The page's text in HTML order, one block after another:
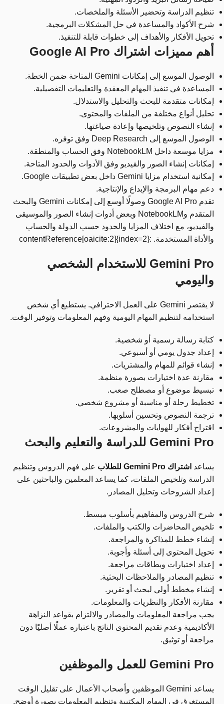
تنظيم الدراسة وتحضير الأسئلة والملخصات.
شرح الأكواد والمساعدة في حل المشكلات البرمجية.
تحويل الأفكار والأهداف إلى خطوات قابلة للتنفيذ.
أهم مميزات اشتراك Google AI Pro
الوصول الموسع إلى إمكانات Gemini المتاحة ضمن الخطة.
المساعدة في تنفيذ المهام المعقدة والتعليمات التفصيلية.
إمكانات متقدمة للبحث والتحليل والاستدلال.
تحليل أنواع مختلفة من الملفات والمحتوى.
إنشاء النصوص وتلخيصها وإعادة صياغتها.
الوصول الموسع إلى Deep Research وفق توفره.
مزايا موسعة داخل NotebookLM وفق الحساب والمنطقة.
إمكانات إنشاء الصور والفيديو وفق الأدوات والحدود المتاحة.
إمكانية استخدام مزايا Gemini داخل بعض تطبيقات Google.
دعم مهام البرمجة والإبداع والإنتاجية.
تقدم Google AI Pro وصولًا أوسع إلى إمكانات Gemini والبحث
المتقدم وNotebookLM وبعض أدوات إنشاء الصور والموسيقى
والفيديو، مع اختلاف المزايا والحدود حسب الدولة والحساب
والأداة المستخدمة. :contentReference[oaicite:2]{index=2}
Gemini Pro للاستخدام الشخصي
واليومي
لا يقتصر Gemini على العمل الاحترافي. يستطيع أي شخص
استخدامه لتنظيم المهام اليومية وفهم المعلومات وتوفير الوقت.
كتابة رسالة رسمية أو شخصية.
إعداد جدول يومي أو أسبوعي.
إنشاء قوائم للمهام والمشتريات.
مقارنة عدة اختيارات بصورة منظمة.
تبسيط موضوع أو مصطلح صعب.
تخطيط رحلة أو مناسبة أو مشروع شخصي.
ترجمة النصوص وتحسين أسلوبها.
اقتراح أفكار للهوايات والمشروعات.
Gemini Pro للدراسة والتعليم والبحث
يساعد اشتراك Gemini Pro للطلاب
على فهم الدروس وتنظيم
الدراسة وتلخيص الملفات، كما يساعد المعلمين والباحثين على
إعداد الشروحات وتحليل المصادر.
شرح الدروس والمفاهيم بأسلوب مبسط.
تلخيص المحاضرات والكتب والملفات.
إنشاء خطط للمذاكرة والمراجعة.
تحويل المحتوى إلى أسئلة وأجوبة.
إعداد اختبارات وبطاقات مراجعة.
تنظيم المصادر والملاحظات البحثية.
إنشاء مخطط أولي لبحث أو تقرير.
مقارنة الأفكار والنظريات والمعلومات.
يجب مراجعة المعلومات والمصادر والالتزام بقواعد النزاهة
الأكاديمية وعدم تقديم المحتوى الناتج باعتباره عملًا أصليًا دون
مراجعة أو توثيق.
Gemini Pro للعمل والموظفين
يساعد Gemini الموظفين وأصحاب الأعمال على تقليل الوقت
المستغرق في المهام المكتبية وتنظيم المعلومات بصورة أوضح.